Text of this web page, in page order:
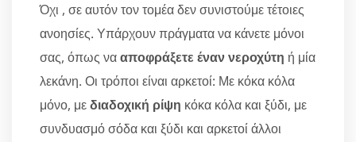
Όχι , σε αυτόν τον τομέα δεν συνιστούμε τέτοιες
ανοησίες. Υπάρχουν πράγματα να κάνετε μόνοι
σας, όπως νααποφράξετε έναν νεροχύτη ή μία
λεκάνη. Οι τρόποι είναι αρκετοί: Με κόκα κόλα
μόνο, μεδιαδοχική ρίψη κόκα κόλα και ξύδι, με
συνδυασμό σόδα και ξύδι και αρκετοί άλλοι